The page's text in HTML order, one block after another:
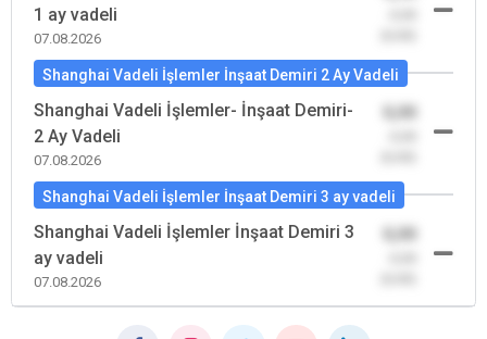
1 ay vadeli
07.08.2026
Shanghai Vadeli İşlemler İnşaat Demiri 2 Ay Vadeli
Shanghai Vadeli İşlemler- İnşaat Demiri-
2 Ay Vadeli
07.08.2026
Shanghai Vadeli İşlemler İnşaat Demiri 3 ay vadeli
Shanghai Vadeli İşlemler İnşaat Demiri 3
ay vadeli
07.08.2026